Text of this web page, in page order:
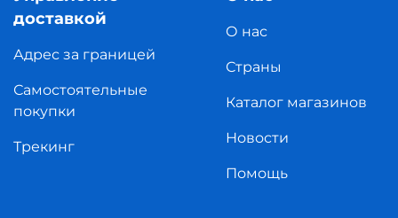
доставкой
Адрес за границей
Самостоятельные
покупки
Трекинг
О нас
Страны
Каталог магазинов
Новости
Помощь